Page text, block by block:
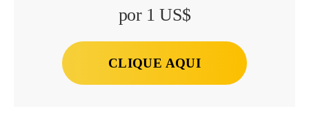
por 1 US$
CLIQUE AQUI